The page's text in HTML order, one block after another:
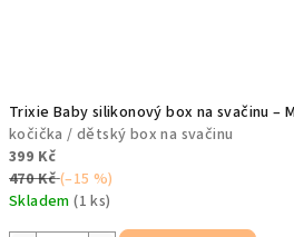
Trixie Baby silikonový box na svačinu –
kočička / dětský box na svačinu
399 Kč
470 Kč(–15 %)
Skladem(1 ks)